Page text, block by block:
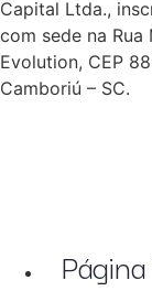
Capital Ltda.,
com sede na Rua
Evolution, CEP
Camboriú – SC.